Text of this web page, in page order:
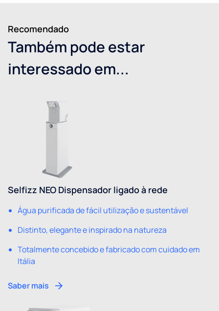
Recomendado
Também pode estar
interessado em...
Selfizz NEO Dispensador ligado à rede
Água purificada de fácil utilização e sustentável
Distinto, elegante e inspirado na natureza
Totalmente concebido e fabricado com cuidado em
Itália
Saber mais